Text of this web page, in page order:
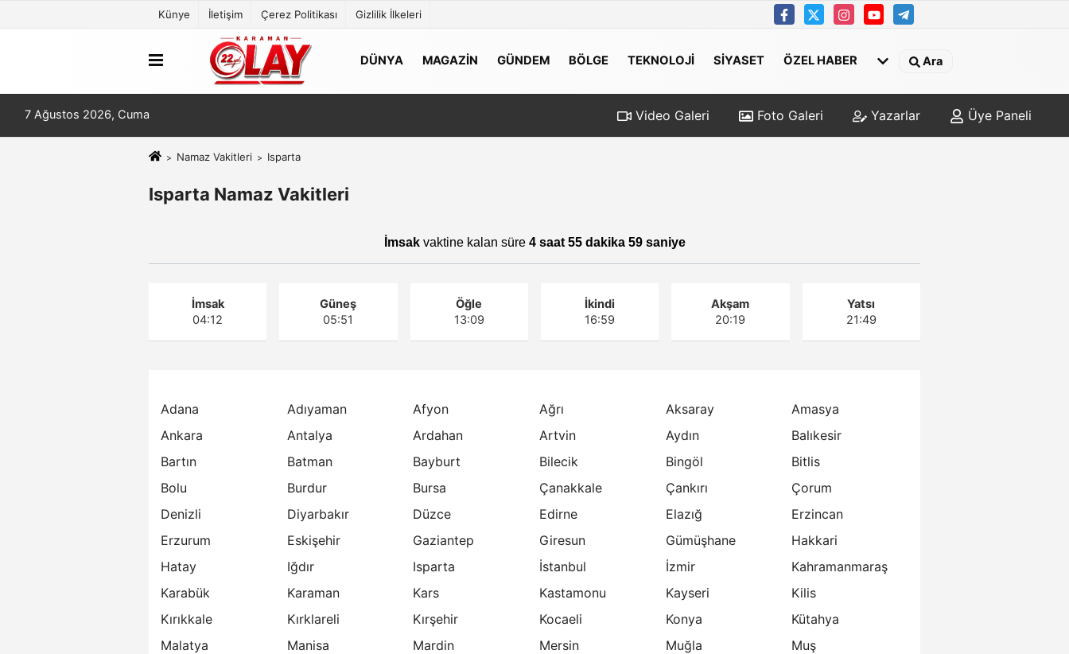
Künye İletişim Çerez Politikası Gizlilik İlkeleri
DÜNYA MAGAZİN GÜNDEM BÖLGE TEKNOLOJİ SİYASET ÖZEL HABER Ara
7 Ağustos 2026, Cuma Video Galeri Foto Galeri Yazarlar Üye Paneli
Namaz Vakitleri Isparta
Isparta Namaz Vakitleri
İmsakvaktine kalan süre 4 saat 55 dakika 59 saniye
İmsak
04:12
Güneş
05:51
Öğle
13:09
İkindi
16:59
Akşam
20:19
Yatsı
21:49
Adana Adıyaman Afyon Ağrı Aksaray
Amasya
Ankara
Antalya Ardahan Artvin Aydın
Balıkesir
Bartın
Batman Bayburt Bilecik Bingöl
Bitlis
Bolu
Burdur Bursa Çanakkale Çankırı
Çorum
Denizli
Diyarbakır Düzce Edirne Elazığ
Erzincan
Erzurum
Eskişehir Gaziantep Giresun Gümüşhane
Hakkari
Hatay
Iğdır Isparta İstanbul İzmir
Kahramanmaraş
Karabük
Karaman Kars Kastamonu Kayseri
Kilis
Kırıkkale
Kırklareli Kırşehir Kocaeli Konya
Kütahya
Malatya
Manisa Mardin Mersin Muğla
Muş